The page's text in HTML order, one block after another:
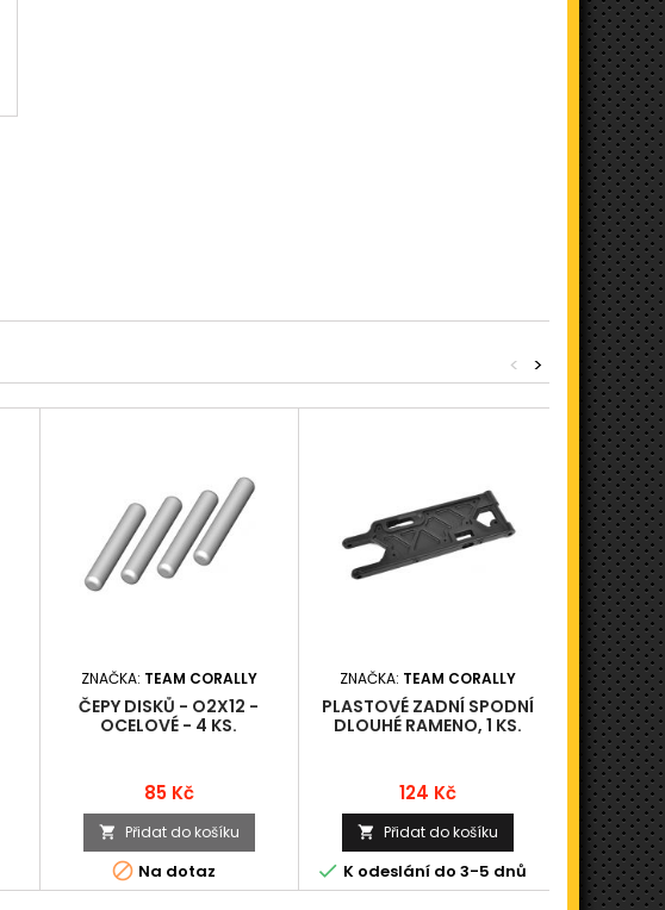
>
<
ZNAČKA: TEAM CORALLY
ČEPY DISKŮ - O2X12 -
OCELOVÉ - 4 KS.
Cena
85 Kč
 Přidat do košíku
 Na dotaz
ZNAČKA: TEAM CORALLY
PLASTOVÉ ZADNÍ SPODNÍ
DLOUHÉ RAMENO, 1 KS.
Cena
124 Kč
 Přidat do košíku
 K odeslání do 3-5 dnů
ZNAČKA:

 K